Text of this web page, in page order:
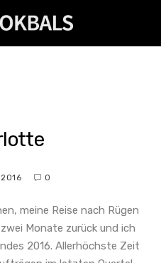
2016 0
meine Reise nach Rügen
Monate zurück und ich
2016. Allerhöchste Zeit